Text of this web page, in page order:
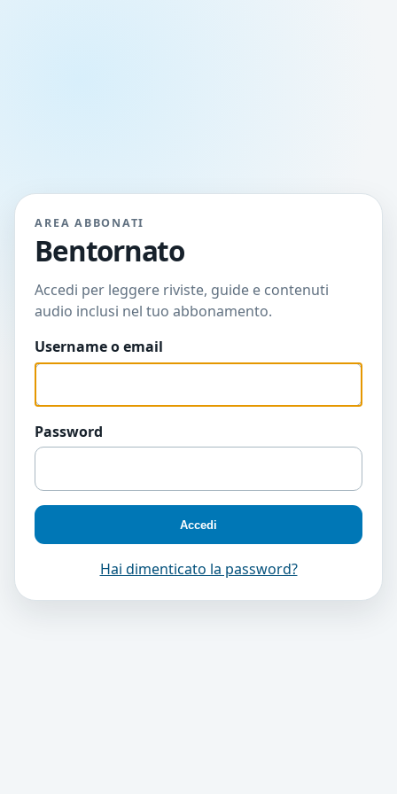
AREA ABBONATI
Bentornato
Accedi per leggere riviste, guide e contenuti
audio inclusi nel tuo abbonamento.
Username o email
Password
Accedi
Hai dimenticato la password?